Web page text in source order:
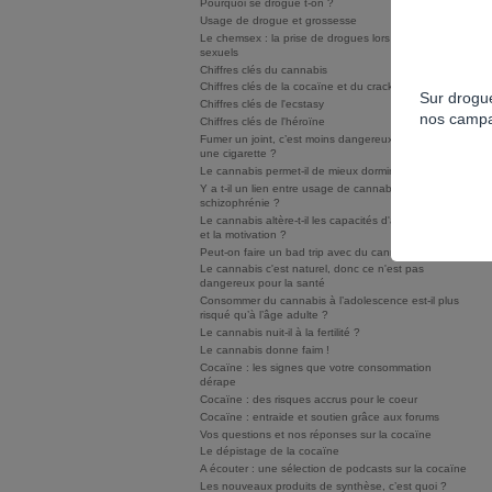
Pourquoi se drogue t-on ?
Usage de drogue et grossesse
Le chemsex : la prise de drogues lors de rapports
sexuels
Chiffres clés du cannabis
Chiffres clés de la cocaïne et du crack/free base
Chiffres clés de l'ecstasy
Chiffres clés de l'héroïne
Fumer un joint, c’est moins dangereux que fumer
une cigarette ?
Le cannabis permet-il de mieux dormir ?
Y a t-il un lien entre usage de cannabis et
schizophrénie ?
Le cannabis altère-t-il les capacités d'apprentissage
et la motivation ?
Peut-on faire un bad trip avec du cannabis ?
Le cannabis c'est naturel, donc ce n'est pas
dangereux pour la santé
Consommer du cannabis à l’adolescence est-il plus
risqué qu’à l’âge adulte ?
Le cannabis nuit-il à la fertilité ?
Le cannabis donne faim !
Cocaïne : les signes que votre consommation
dérape
Cocaïne : des risques accrus pour le coeur
Cocaïne : entraide et soutien grâce aux forums
Vos questions et nos réponses sur la cocaïne
Le dépistage de la cocaïne
A écouter : une sélection de podcasts sur la cocaïne
Les nouveaux produits de synthèse, c’est quoi ?
Sur
nos